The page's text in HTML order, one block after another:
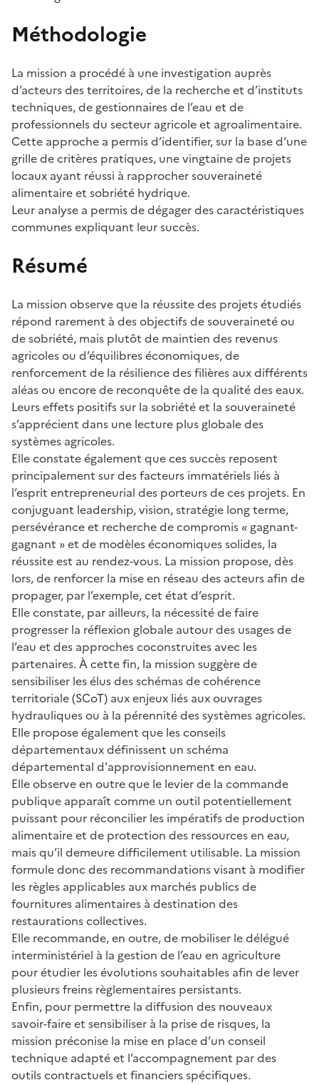
Méthodologie
La mission a procédé à une investigation auprès
d’acteurs des territoires, de la recherche et d’instituts
techniques, de gestionnaires de l’eau et de
professionnels du secteur agricole et agroalimentaire.
Cette approche a permis d’identifier, sur la base d’une
grille de critères pratiques, une vingtaine de projets
locaux ayant réussi à rapprocher souveraineté
alimentaire et sobriété hydrique.
Leur analyse a permis de dégager des caractéristiques
communes expliquant leur succès.
Résumé
La mission observe que la réussite des projets étudiés
répond rarement à des objectifs de souveraineté ou
de sobriété, mais plutôt de maintien des revenus
agricoles ou d’équilibres économiques, de
renforcement de la résilience des filières aux différents
aléas ou encore de reconquête de la qualité des eaux.
Leurs effets positifs sur la sobriété et la souveraineté
s’apprécient dans une lecture plus globale des
systèmes agricoles.
Elle constate également que ces succès reposent
principalement sur des facteurs immatériels liés à
l’esprit entrepreneurial des porteurs de ces projets. En
conjuguant leadership, vision, stratégie long terme,
persévérance et recherche de compromis « gagnant-
gagnant » et de modèles économiques solides, la
réussite est au rendez-vous. La mission propose, dès
lors, de renforcer la mise en réseau des acteurs afin de
propager, par l’exemple, cet état d’esprit.
Elle constate, par ailleurs, la nécessité de faire
progresser la réflexion globale autour des usages de
l’eau et des approches coconstruites avec les
partenaires. À cette fin, la mission suggère de
sensibiliser les élus des schémas de cohérence
territoriale (SCoT) aux enjeux liés aux ouvrages
hydrauliques ou à la pérennité des systèmes agricoles.
Elle propose également que les conseils
départementaux définissent un schéma
départemental d'approvisionnement en eau.
Elle observe en outre que le levier de la commande
publique apparaît comme un outil potentiellement
puissant pour réconcilier les impératifs de production
alimentaire et de protection des ressources en eau,
mais qu’il demeure difficilement utilisable. La mission
formule donc des recommandations visant à modifier
les règles applicables aux marchés publics de
fournitures alimentaires à destination des
restaurations collectives.
Elle recommande, en outre, de mobiliser le délégué
interministériel à la gestion de l’eau en agriculture
pour étudier les évolutions souhaitables afin de lever
plusieurs freins règlementaires persistants.
Enfin, pour permettre la diffusion des nouveaux
savoir-faire et sensibiliser à la prise de risques, la
mission préconise la mise en place d’un conseil
technique adapté et l’accompagnement par des
outils contractuels et financiers spécifiques.